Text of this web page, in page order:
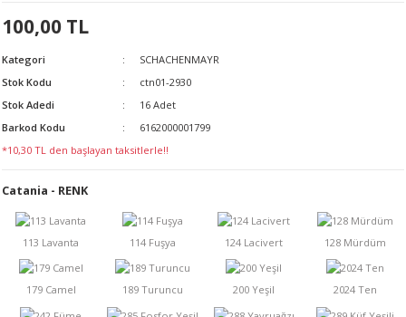
KENDİR İPİ
100,00 TL
Kategori
SCHACHENMAYR
Stok Kodu
ctn01-2930
Stok Adedi
16 Adet
Barkod Kodu
6162000001799
*10,30 TL den başlayan taksitlerle!!
Catania - RENK